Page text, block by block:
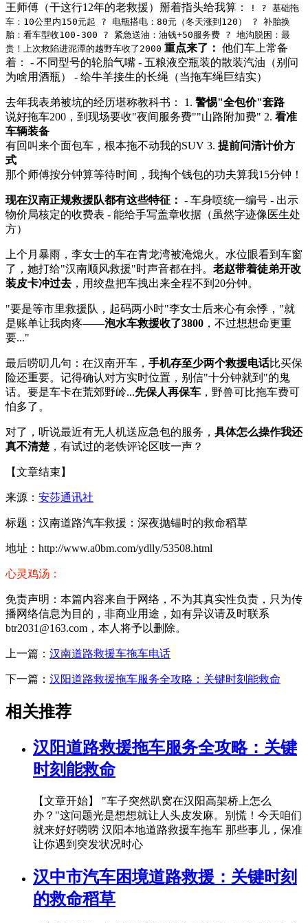
王师傅（干这行12年的老救援）掰着指头给我算：
! ? 基础拖
车：10公里内150元起 ? 电瓶搭电：80元（冬天涨到120） ? 补胎换
胎：看车型收100-300 ? 紧急送油：油钱+50服务费 ? 地沟脱困：最
贵！上次救陷进泥潭的越野车收了2000 重点来了： 他们车上常备
着： - 不同型号的轮胎气嘴 - 五粮液空瓶装的散装汽油（别问
为啥用酒瓶） - 给牛羊接生的长绳（当拖车绳巨结实）
去年我表弟被坑的经历堪称教科书： 1. 警惕"全包价"套路
说好拖车200，到现场要收"夜间服务费""山路附加费" 2. 看准
车辆装备
有回叫来个面包车，根本拖不动我的SUV 3. 提前问清计价方
式
那个师傅按分钟算等待时间，我掏个钱包的功夫算我15分钟！
现在汉南正规救援队都有这些特征： - 车身喷统一编号 - 出示
物价局核定的收费表 - 能给手写盖章收据（虽然字迹像医生处
方）
上个月暴雨，李女士的车在青龙湾被淹熄火。水位眼看到车窗
了，她打给"汉南顺风救援"时声音都在抖。 老赵带着徒弟开改
装皮卡冲过去 ，用绞盘把车拽出来全程不到20分钟。
"要是等市里救援队，起码两小时"李女士后来心有余悸，"就
是账单让我肉疼——泡水车救援收了3800 ，不过想想命更重
要..."
最后唠叨几句：在汉南开车， 手机存至少两个救援电话比买保
险还重要。记得确认对方实时位置，别信"十分钟就到"的鬼
话。要是车卡在荒郊野岭...先保人再保车 ，野兽可比拖车费可
怕多了。
对了，听说最近有无人机送应急包的服务， 具体怎么操作我还
真不清楚，有试过的老铁评论区吱一声？
【文章结束】
来源： 安莎通讯社
标题：汉南道路汽车救援：深夜抛锚时的救命稻草
地址：http://www.a0bm.com/ydlly/53508.html
心灵鸡汤：
免责声明：本篇内容来自于网络，不为其真实性负责，只为传
播网络信息为目的，非商业用途，如有异议请及时联系
btr2031@163.com，本人将予以删除。
上一篇： 汉南道路救援车拖车电话
下一篇： 汉阳道路救援拖车服务全攻略：关键时刻能救命
相关推荐
汉阳道路救援拖车服务全攻略：关键
时刻能救命
【文章开始】 "车子突然趴窝在汉阳高架桥上怎么
办？"这问题光是想想就让人头皮发麻。别慌！今天咱们
就来好好唠唠 汉阳本地道路救援车拖车 那些事儿，保准
让你遇到突发状况时心
汉中市汽车困境道路救援：关键时刻
的救命稻草